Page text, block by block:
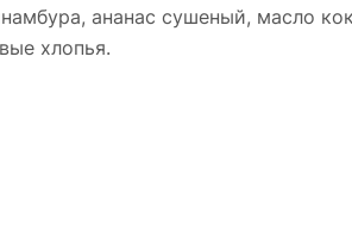
ананас сушеный, масло
хлопья.